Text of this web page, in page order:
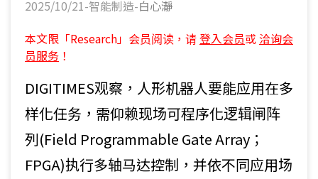
2025/10/21-智能制造-白心瀞
本文限「Research」会员阅读，请登入会员或 洽询会
员服务 ！
DIGITIMES观察，人形机器人要能应用在多
样化任务，需仰赖现场可程序化逻辑闸阵
列(Field Programmable Gate Array；
FPGA)执行多轴马达控制，并依不同应用场